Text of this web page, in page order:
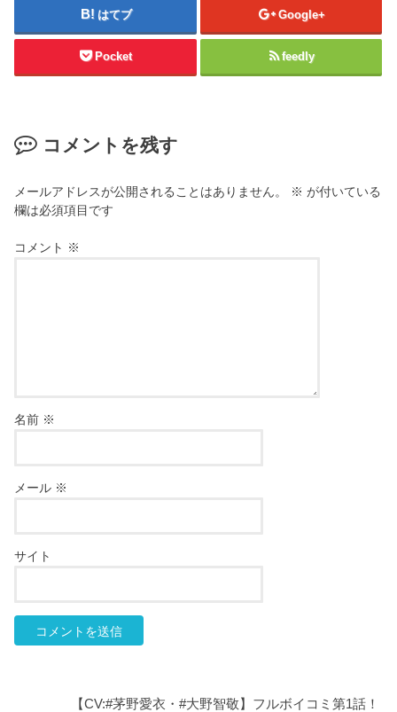
はてブ Google+
Pocket feedly
コメントを残す
メールアドレスが公開されることはありません。 ※ が付いている
欄は必須項目です
コメント ※
名前 ※
メール ※
サイト
【CV:#茅野愛衣・#大野智敬】フルボイコミ第1話！